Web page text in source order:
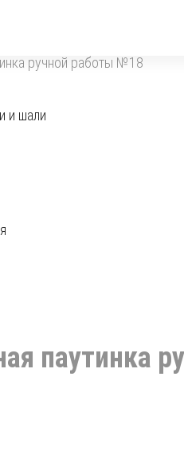
ручной работы №18
и шали
паутинка